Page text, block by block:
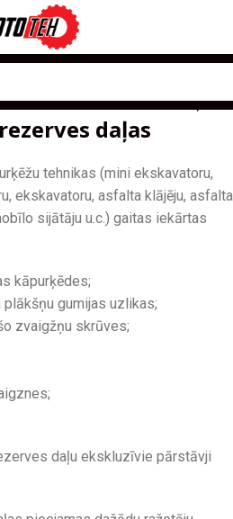
/Gaitas iekārtas rezerves daļas
daļas
tehnikas (mini ekskavatoru,
ekskavatoru, asfalta klājēju, asfalta
sijātāju u.c.) gaitas iekārtas
kāpurķēdes;
gumijas uzlikas;
zvaigžņu skrūves;
daļu ekskluzīvie pārstāvji